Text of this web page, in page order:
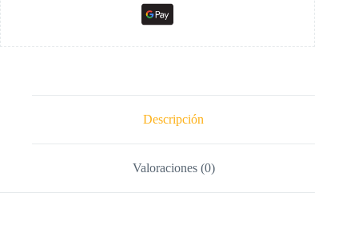
Descripción
Valoraciones (0)